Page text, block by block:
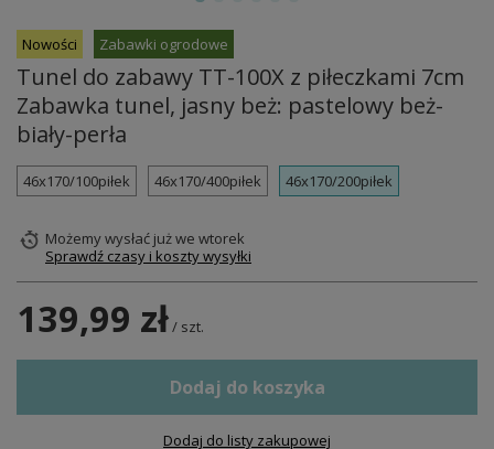
Nowości Zabawki ogrodowe
Tunel do zabawy TT-100X z piłeczkami 7cm
Zabawka tunel, jasny beż: pastelowy beż-
biały-perła
46x170/100piłek 46x170/400piłek 46x170/200piłek
Możemy wysłać jużwe wtorek
Sprawdź czasy i koszty wysyłki
139,99 zł/ szt.
Dodaj do koszyka
Dodaj do listy zakupowej